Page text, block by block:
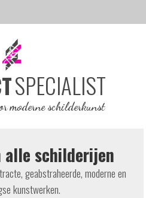
SPECIALIST
moderne schilderkunst
alle schilderijen
geabstraheerde, moderne en
kunstwerken.